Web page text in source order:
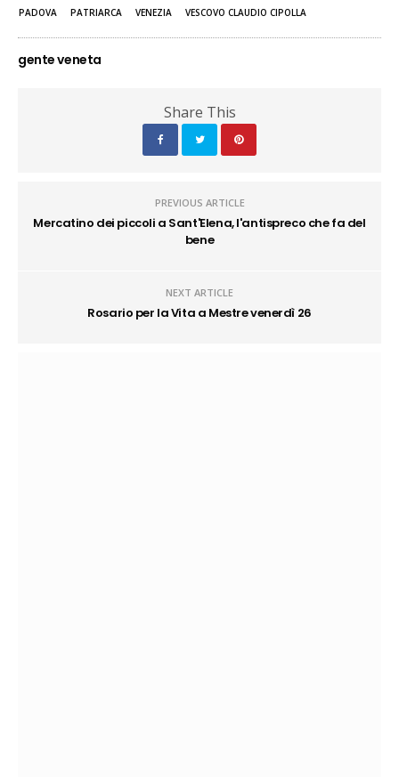
PADOVA
PATRIARCA VENEZIA VESCOVO CLAUDIO CIPOLLA
gente veneta
Share This
PREVIOUS ARTICLE
Mercatino dei piccoli a Sant'Elena, l'antispreco che fa del
bene
NEXT ARTICLE
Rosario per la Vita a Mestre venerdì 26